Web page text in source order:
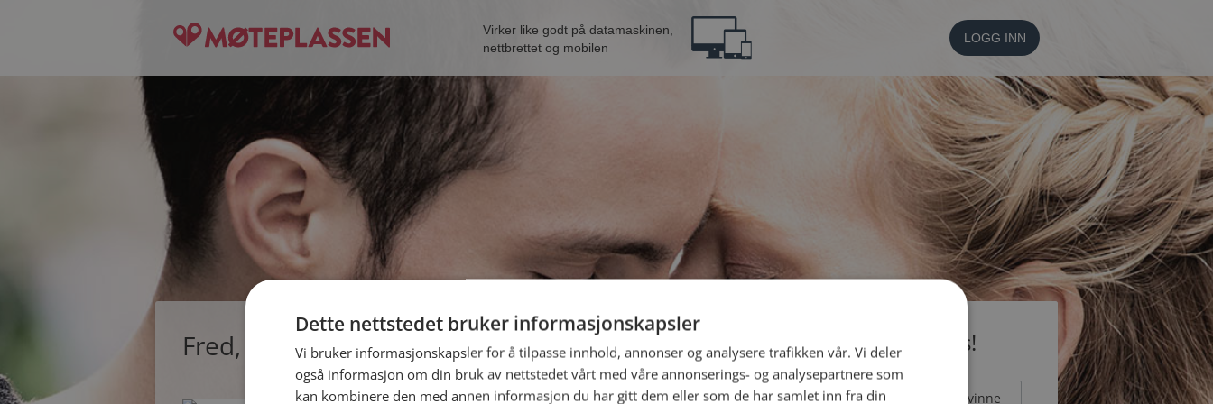
Virker like godt på datamaskinen,
nettbrettet og mobilen
LOGG INN
Fred, single mann fra Stord Bli medlem gratis!
Jeg er en: Mann Kvinne
Dette nettstedet bruker informasjonskapsler
Vi bruker informasjonskapsler for å tilpasse innhold, annonser og analysere trafikken vår. Vi deler
også informasjon om din bruk av nettstedet vårt med våre annonserings- og analysepartnere som
kan kombinere den med annen informasjon du har gitt dem eller som de har samlet inn fra din